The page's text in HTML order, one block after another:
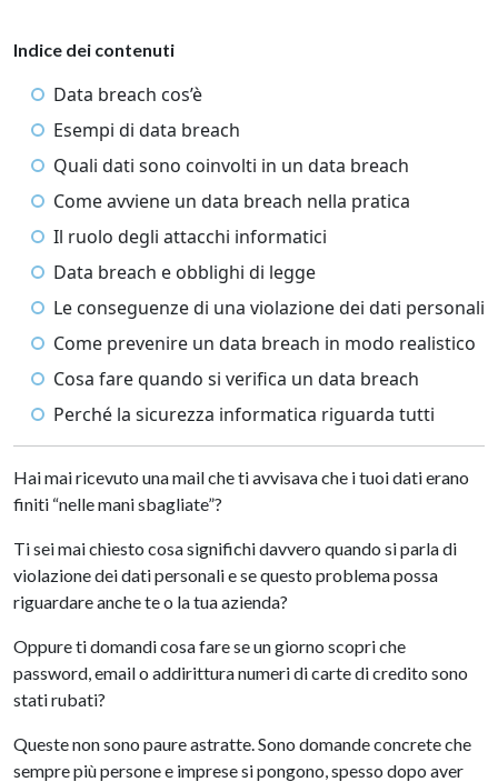
Indice dei contenuti
Data breach cos’è
Esempi di data breach
Quali dati sono coinvolti in un data breach
Come avviene un data breach nella pratica
Il ruolo degli attacchi informatici
Data breach e obblighi di legge
Le conseguenze di una violazione dei dati personali
Come prevenire un data breach in modo realistico
Cosa fare quando si verifica un data breach
Perché la sicurezza informatica riguarda tutti
Hai mai ricevuto una mail che ti avvisava che i tuoi dati erano
finiti “nelle mani sbagliate”?
Ti sei mai chiesto cosa significhi davvero quando si parla di
violazione dei dati personali e se questo problema possa
riguardare anche te o la tua azienda?
Oppure ti domandi cosa fare se un giorno scopri che
password, email o addirittura numeri di carte di credito sono
stati rubati?
Queste non sono paure astratte. Sono domande concrete che
sempre più persone e imprese si pongono, spesso dopo aver